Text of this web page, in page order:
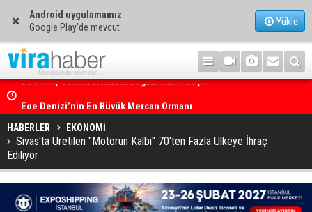
Android uygulamamız
Google Play'de mevcut
Yükle
HABERLER EKONOMİ
Sivas'ta Üretilen "Motorun Kalbi" 70'ten Fazla Ülkeye İhraç
Ediliyor